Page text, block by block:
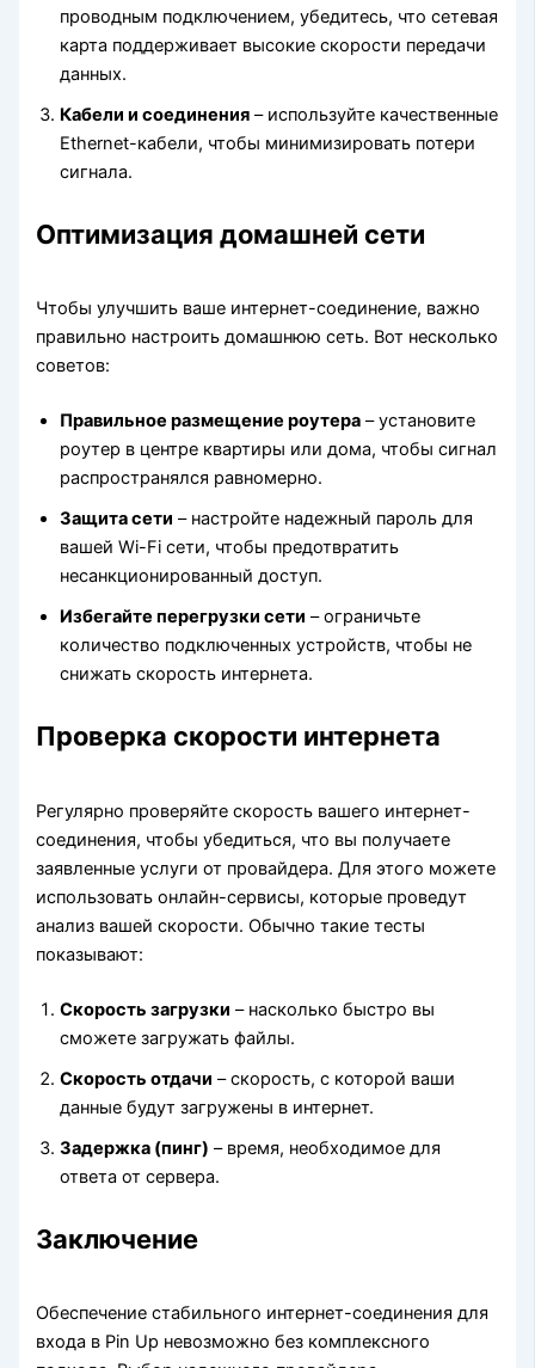
проводным подключением, убедитесь, что сетевая
карта поддерживает высокие скорости передачи
данных.
Кабели и соединения – используйте качественные
Ethernet-кабели, чтобы минимизировать потери
сигнала.
Оптимизация домашней сети
Чтобы улучшить ваше интернет-соединение, важно
правильно настроить домашнюю сеть. Вот несколько
советов:
Правильное размещение роутера – установите
роутер в центре квартиры или дома, чтобы сигнал
распространялся равномерно.
Защита сети – настройте надежный пароль для
вашей Wi-Fi сети, чтобы предотвратить
несанкционированный доступ.
Избегайте перегрузки сети – ограничьте
количество подключенных устройств, чтобы не
снижать скорость интернета.
Проверка скорости интернета
Регулярно проверяйте скорость вашего интернет-
соединения, чтобы убедиться, что вы получаете
заявленные услуги от провайдера. Для этого можете
использовать онлайн-сервисы, которые проведут
анализ вашей скорости. Обычно такие тесты
показывают:
Скорость загрузки – насколько быстро вы
сможете загружать файлы.
Скорость отдачи – скорость, с которой ваши
данные будут загружены в интернет.
Задержка (пинг) – время, необходимое для
ответа от сервера.
Заключение
Обеспечение стабильного интернет-соединения для
входа в Pin Up невозможно без комплексного